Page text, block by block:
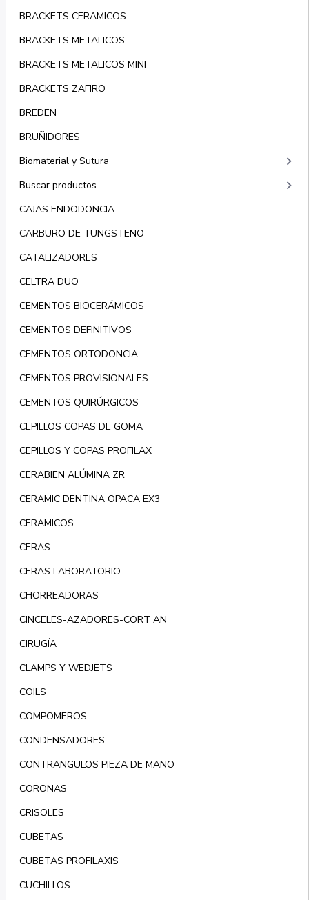
BRACKETS CERAMICOS
BRACKETS METALICOS
BRACKETS METALICOS MINI
BRACKETS ZAFIRO
BREDEN
BRUÑIDORES
Biomaterial y Sutura
keyboard_arrow_right
Buscar productos keyboard_arrow_right
CAJAS ENDODONCIA
CARBURO DE TUNGSTENO
CATALIZADORES
CELTRA DUO
CEMENTOS BIOCERÁMICOS
CEMENTOS DEFINITIVOS
CEMENTOS ORTODONCIA
CEMENTOS PROVISIONALES
CEMENTOS QUIRÚRGICOS
CEPILLOS COPAS DE GOMA
CEPILLOS Y COPAS PROFILAX
CERABIEN ALÚMINA ZR
CERAMIC DENTINA OPACA EX3
CERAMICOS
CERAS
CERAS LABORATORIO
CHORREADORAS
CINCELES-AZADORES-CORT AN
CIRUGÍA
CLAMPS Y WEDJETS
COILS
COMPOMEROS
CONDENSADORES
CONTRANGULOS PIEZA DE MANO
CORONAS
CRISOLES
CUBETAS
CUBETAS PROFILAXIS
CUCHILLOS